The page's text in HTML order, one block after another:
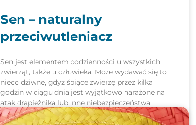
Sen – naturalny
przeciwutleniacz
Sen jest elementem codzienności u wszystkich
zwierząt, także u człowieka. Może wydawać się to
nieco dziwne, gdyż śpiące zwierzę przez kilka
godzin w ciągu dnia jest wyjątkowo narażone na
atak drapieżnika lub inne niebezpieczeństwa
występujące w środowisku. Jednak wyniki badań